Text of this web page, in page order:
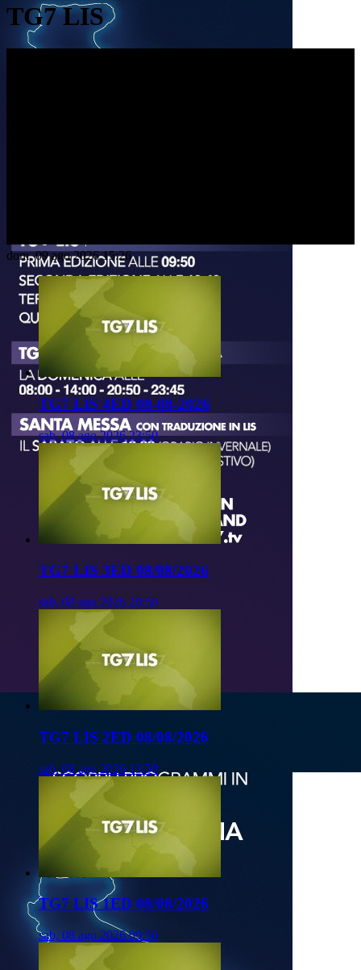
TG7 LIS
dom, 09 ago 2026 15:26
TG7 LIS 4ED 08-08-2026
sab, 08 ago 2026 23:50
TG7 LIS 3ED 08/08/2026
sab, 08 ago 2026 20:50
TG7 LIS 2ED 08/08/2026
sab, 08 ago 2026 13:50
TG7 LIS 1ED 08/08/2026
sab, 08 ago 2026 09:50